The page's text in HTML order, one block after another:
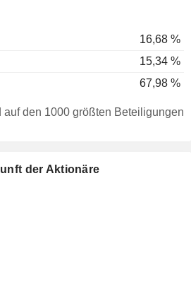
16,68 %
15,34 %
67,98 %
auf den 1000 größten Beteiligungen
der Aktionäre